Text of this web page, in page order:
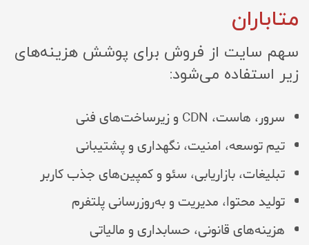
متاباران
سهم سایت از فروش برای پوشش هزینه‌های
زیر استفاده می‌شود:
سرور، هاست، CDN و زیرساخت‌های فنی
تیم توسعه، امنیت، نگهداری و پشتیبانی
تبلیغات، بازاریابی، سئو و کمپین‌های جذب کاربر
تولید محتوا، مدیریت و به‌روزرسانی پلتفرم
هزینه‌های قانونی، حسابداری و مالیاتی